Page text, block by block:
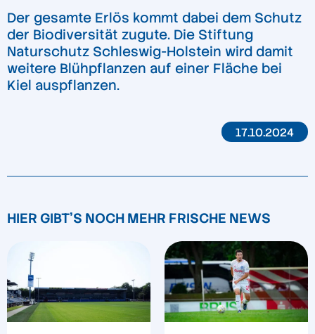
Der gesamte Erlös kommt dabei dem Schutz
der Biodiversität zugute. Die Stiftung
Naturschutz Schleswig-Holstein wird damit
weitere Blühpflanzen auf einer Fläche bei
Kiel auspflanzen.
17.10.2024
HIER GIBT'S NOCH MEHR FRISCHE NEWS